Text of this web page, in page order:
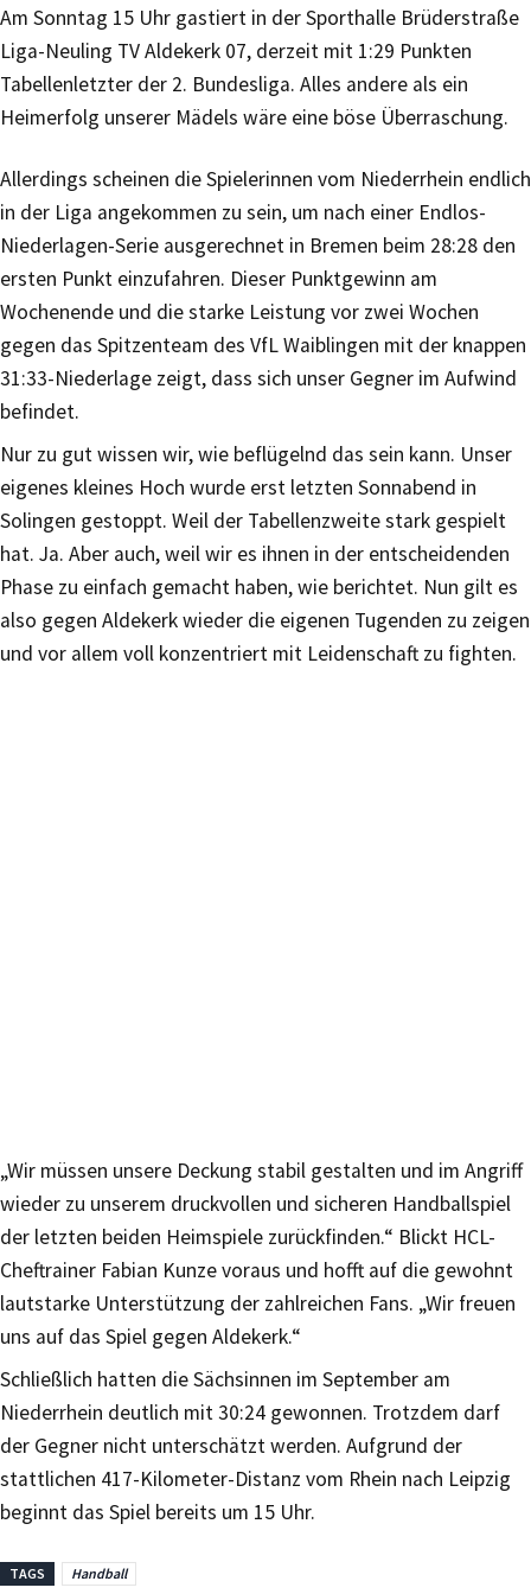
Am Sonntag 15 Uhr gastiert in der Sporthalle Brüderstraße
Liga-Neuling TV Aldekerk 07, derzeit mit 1:29 Punkten
Tabellenletzter der 2. Bundesliga. Alles andere als ein
Heimerfolg unserer Mädels wäre eine böse Überraschung.
Allerdings scheinen die Spielerinnen vom Niederrhein endlich
in der Liga angekommen zu sein, um nach einer Endlos-
Niederlagen-Serie ausgerechnet in Bremen beim 28:28 den
ersten Punkt einzufahren. Dieser Punktgewinn am
Wochenende und die starke Leistung vor zwei Wochen
gegen das Spitzenteam des VfL Waiblingen mit der knappen
31:33-Niederlage zeigt, dass sich unser Gegner im Aufwind
befindet.
Nur zu gut wissen wir, wie beflügelnd das sein kann. Unser
eigenes kleines Hoch wurde erst letzten Sonnabend in
Solingen gestoppt. Weil der Tabellenzweite stark gespielt
hat. Ja. Aber auch, weil wir es ihnen in der entscheidenden
Phase zu einfach gemacht haben, wie berichtet. Nun gilt es
also gegen Aldekerk wieder die eigenen Tugenden zu zeigen
und vor allem voll konzentriert mit Leidenschaft zu fighten.
„Wir müssen unsere Deckung stabil gestalten und im Angriff
wieder zu unserem druckvollen und sicheren Handballspiel
der letzten beiden Heimspiele zurückfinden.“ Blickt HCL-
Cheftrainer Fabian Kunze voraus und hofft auf die gewohnt
lautstarke Unterstützung der zahlreichen Fans. „Wir freuen
uns auf das Spiel gegen Aldekerk.“
Schließlich hatten die Sächsinnen im September am
Niederrhein deutlich mit 30:24 gewonnen. Trotzdem darf
der Gegner nicht unterschätzt werden. Aufgrund der
stattlichen 417-Kilometer-Distanz vom Rhein nach Leipzig
beginnt das Spiel bereits um 15 Uhr.
TAGS Handball